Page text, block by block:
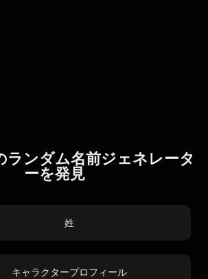
ランダム名前ジェネレータ
ーを発見
姓
キャラクタープロフィール